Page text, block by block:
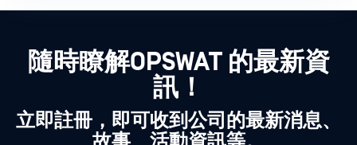
隨時瞭解OPSWAT 的最新資
訊！
立即註冊，即可收到公司的最新消息、